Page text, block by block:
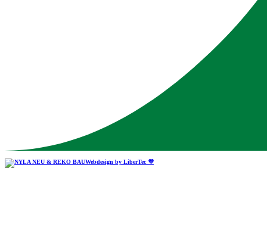
Webdesign by LiberTec 💜